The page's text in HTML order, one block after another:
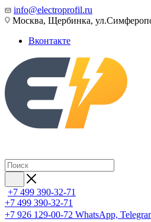
info@electroprofil.ru
Москва, Щербинка,
Вконтакте
+7 499 390-32-71
+7 499 390-32-71
+7 926 129-00-72 WhatsApp,